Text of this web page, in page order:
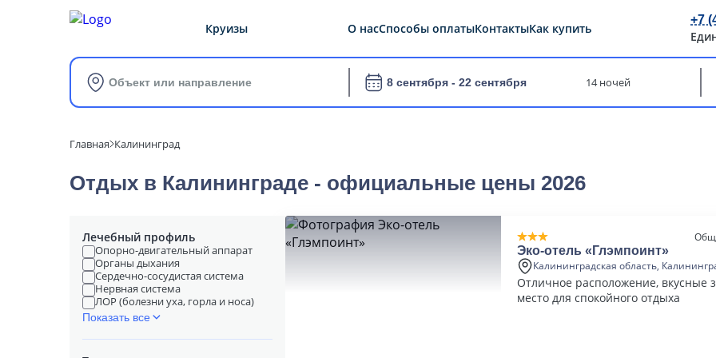
Круизы О насСпособы оплатыКонтактыКак купить
+7
Объект или направление 8 сентября - 22 сентября 14 ночей
Главная Калининград
Отдых в Калининграде - официальные цены 2026
Лечебный профиль
Опорно-двигательный аппарат
Органы дыхания
Сердечно-сосудистая система
Нервная система
ЛОР (болезни уха, горла и носа)
Показать все
Эко-отель «Глэмпоинт»
Калининградская область,
Отличное расположение, вкусные
место для спокойного отдыха